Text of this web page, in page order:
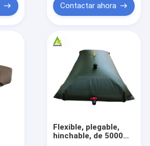
Contactar ahora
Flexible, plegable,
hinchable, de 5000